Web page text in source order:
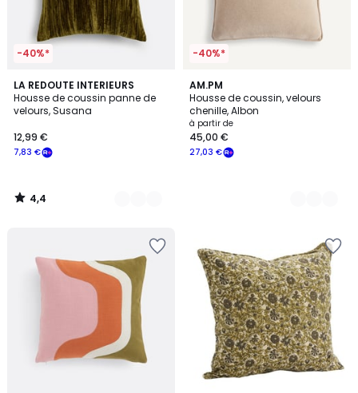
-40%*
LA REDOUTE INTERIEURS
Housse de coussin panne de
velours, Susana
7,83 €
12,99 €
4,4
/ 5
2
Couleurs
4,4
/
-40%*
AM.PM
Housse de coussin, velours
chenille, Albon
à partir de
27,03 €
45,00 €
4
Couleurs